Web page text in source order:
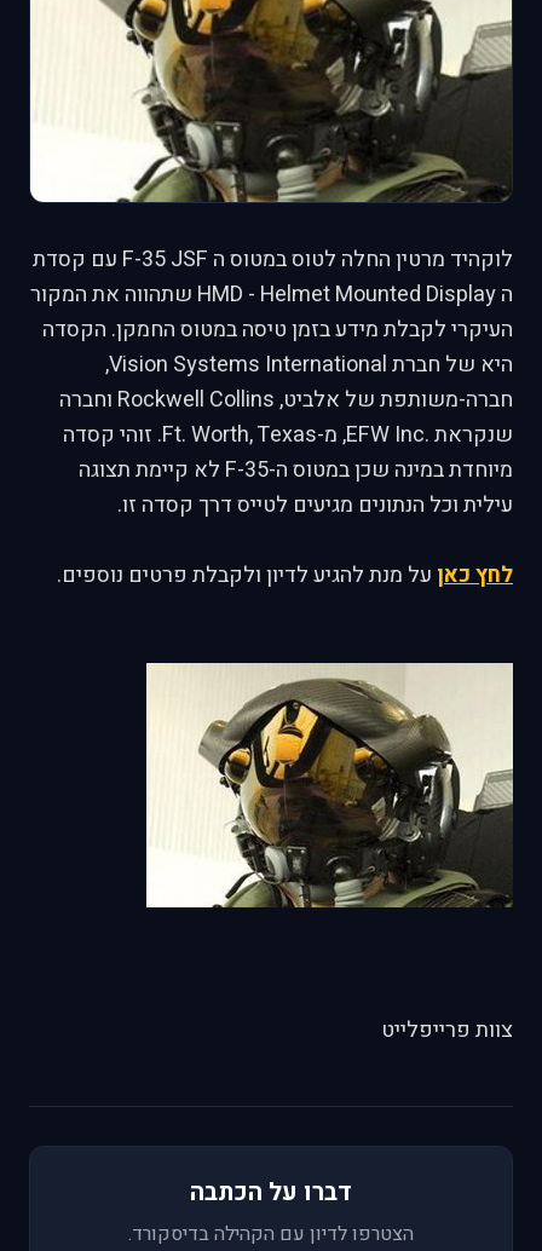
לוקהיד מרטין החלה לטוס במטוס ה F-35 JSF עם קסדת
ה HMD - Helmet Mounted Display שתהווה את המקור
העיקרי לקבלת מידע בזמן טיסה במטוס החמקן. הקסדה
היא של חברת Vision Systems International,
חברה-משותפת של אלביט, Rockwell Collins וחברה
שנקראת .EFW Inc, מ-Ft. Worth, Texas. זוהי קסדה
מיוחדת במינה שכן במטוס ה-F-35 לא קיימת תצוגה
עילית וכל הנתונים מגיעים לטייס דרך קסדה זו.
לחץ כאן על מנת להגיע לדיון ולקבלת פרטים נוספים.
צוות פרייפלייט
דברו על הכתבה
הצטרפו לדיון עם הקהילה בדיסקורד.